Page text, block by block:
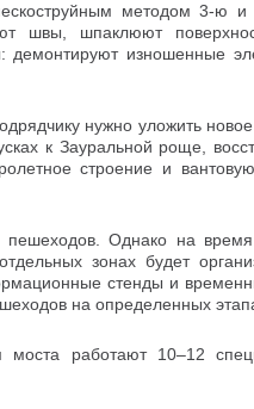
методом 3-ю
швы, шпаклюют
демонтируют изношенные
нужно уложить
к Зауральной роще,
строение и
Однако на время
зонах будет
стенды и
на определенных
работают 10–12